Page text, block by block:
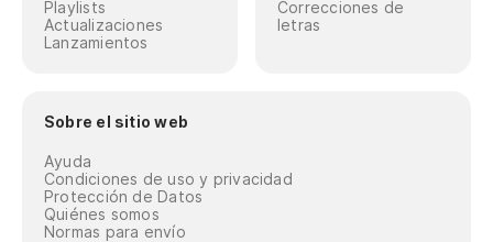
Playlists
Actualizaciones
Lanzamientos
Correcciones de
letras
Sobre el sitio web
Ayuda
Condiciones de uso y privacidad
Protección de Datos
Quiénes somos
Normas para envío